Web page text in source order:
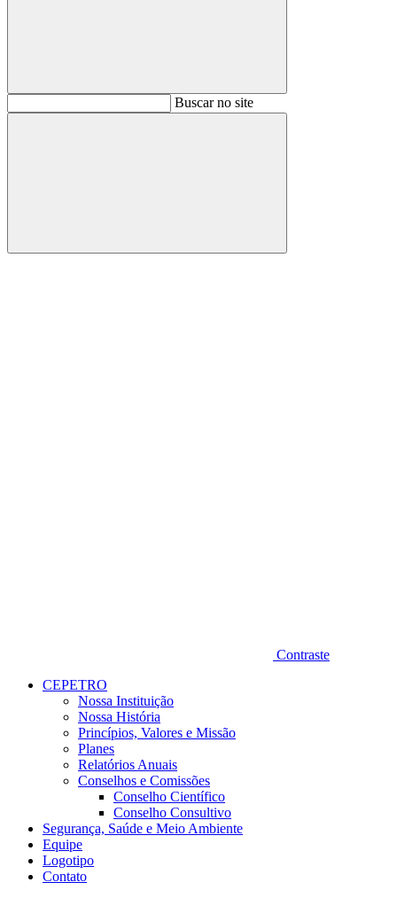
BuscarBuscar no site
Buscar
Contraste
CEPETRO
Nossa Instituição
Nossa História
Princípios, Valores e Missão
Planes
Relatórios Anuais
Conselhos e Comissões
Conselho Científico
Conselho Consultivo
Segurança, Saúde e Meio Ambiente
Equipe
Logotipo
Contato